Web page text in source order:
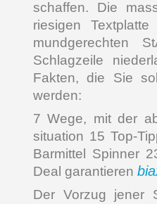
schaffen. Die
riesigen
mundgerechten
Schlagzeile
Fakten, die Sie
werden:
7 Wege, mit der
situation 15 Top-
Barmittel Spinner
Deal garantieren
Der Vorzug jener